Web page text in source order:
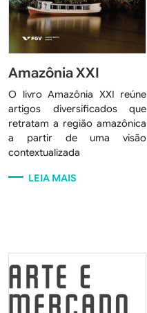
Amazônia XXI
O livro Amazônia XXI reúne
artigos diversificados que
retratam a região amazônica
a partir de uma visão
contextualizada
LEIA MAIS